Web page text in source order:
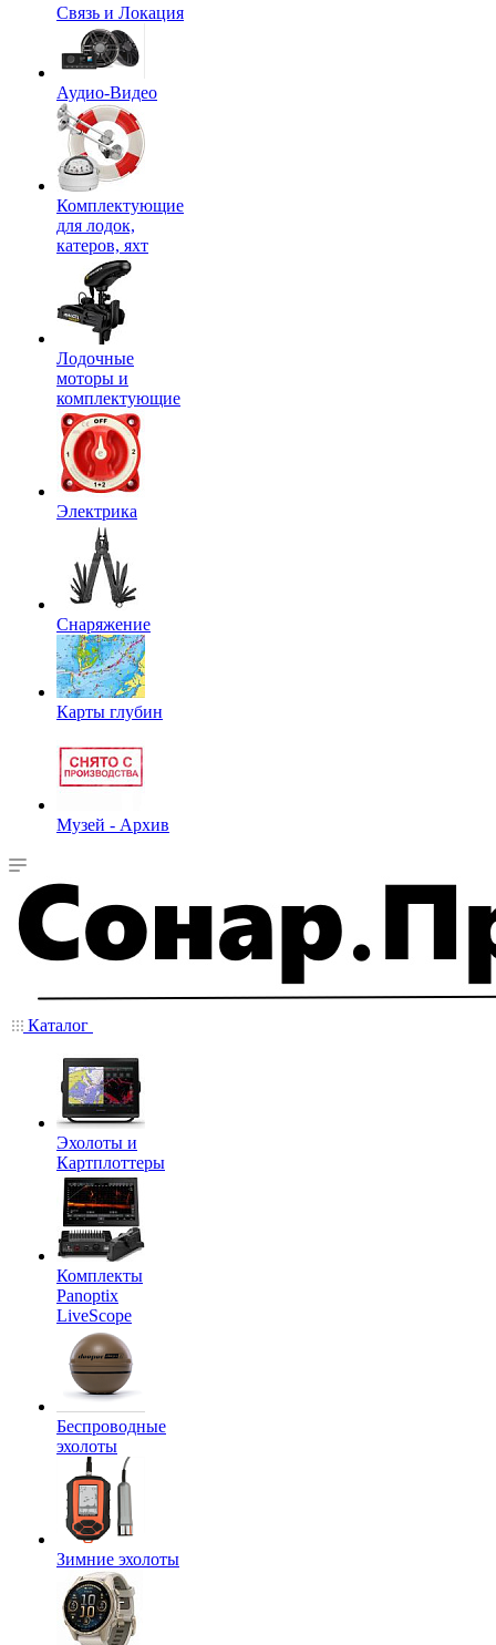
Связь и Локация
Аудио-Видео
Комплектующие
для лодок,
катеров, яхт
Лодочные
моторы и
комплектующие
Электрика
Снаряжение
Карты глубин
Музей - Архив
Каталог
Эхолоты и
Картплоттеры
Комплекты
Panoptix
LiveScope
Беспроводные
эхолоты
Зимние эхолоты